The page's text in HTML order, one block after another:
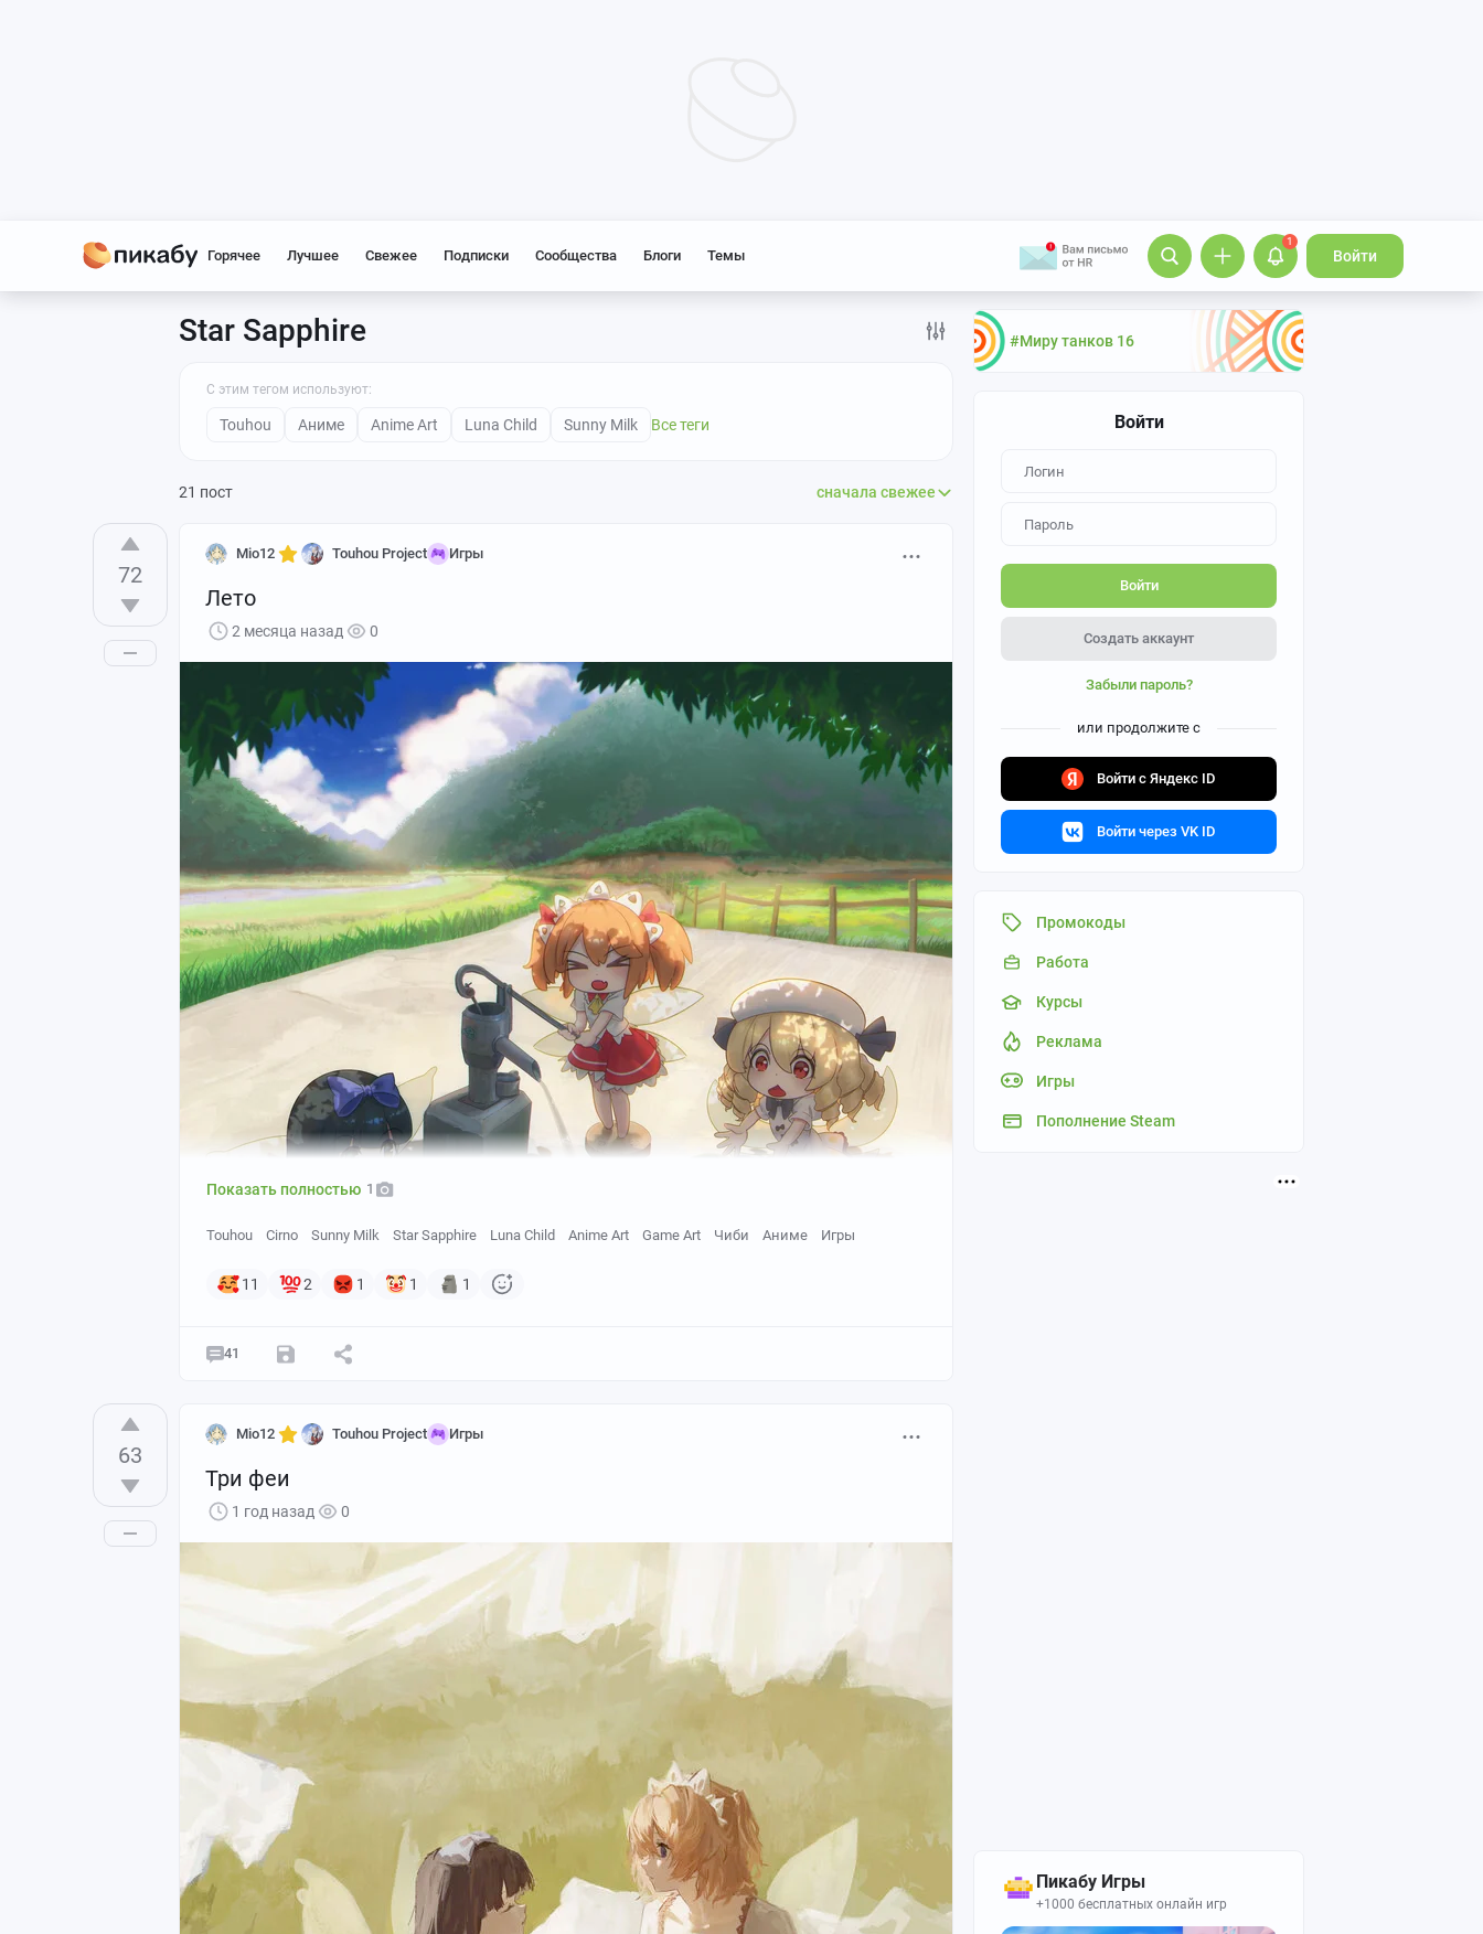
Горячее Лучшее Свежее Подписки Сообщества Блоги Темы
1
Войти
#Миру танков 16
Войти
Войти
Создать аккаунт
Забыли пароль?
или продолжите с
Войти с Яндекс ID
Войти через VK ID
Промокоды
Работа
Курсы
Реклама
Игры
Пополнение Steam
Пикабу Игры
+1000 бесплатных онлайн игр
Star Sapphire
С этим тегом используют:
Touhou Аниме Anime Art Luna Child Sunny Milk Все теги
21 пост сначала свежее
72
Mio12 Touhou Project Игры
Лето
2 месяца назад 0
Toro
Показать полностью 1
Touhou Cirno Sunny Milk Star Sapphire Luna Child Anime Art Game Art Чиби Аниме Игры
11 2 1 1 1
41
63
Mio12 Touhou Project Игры
Три феи
1 год назад 0